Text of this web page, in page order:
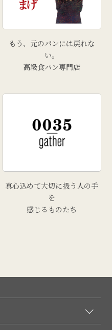
もう、元のパンには戻れな
い。
高級食パン専門店
真心込めて大切に扱う人の手
を
感じるものたち